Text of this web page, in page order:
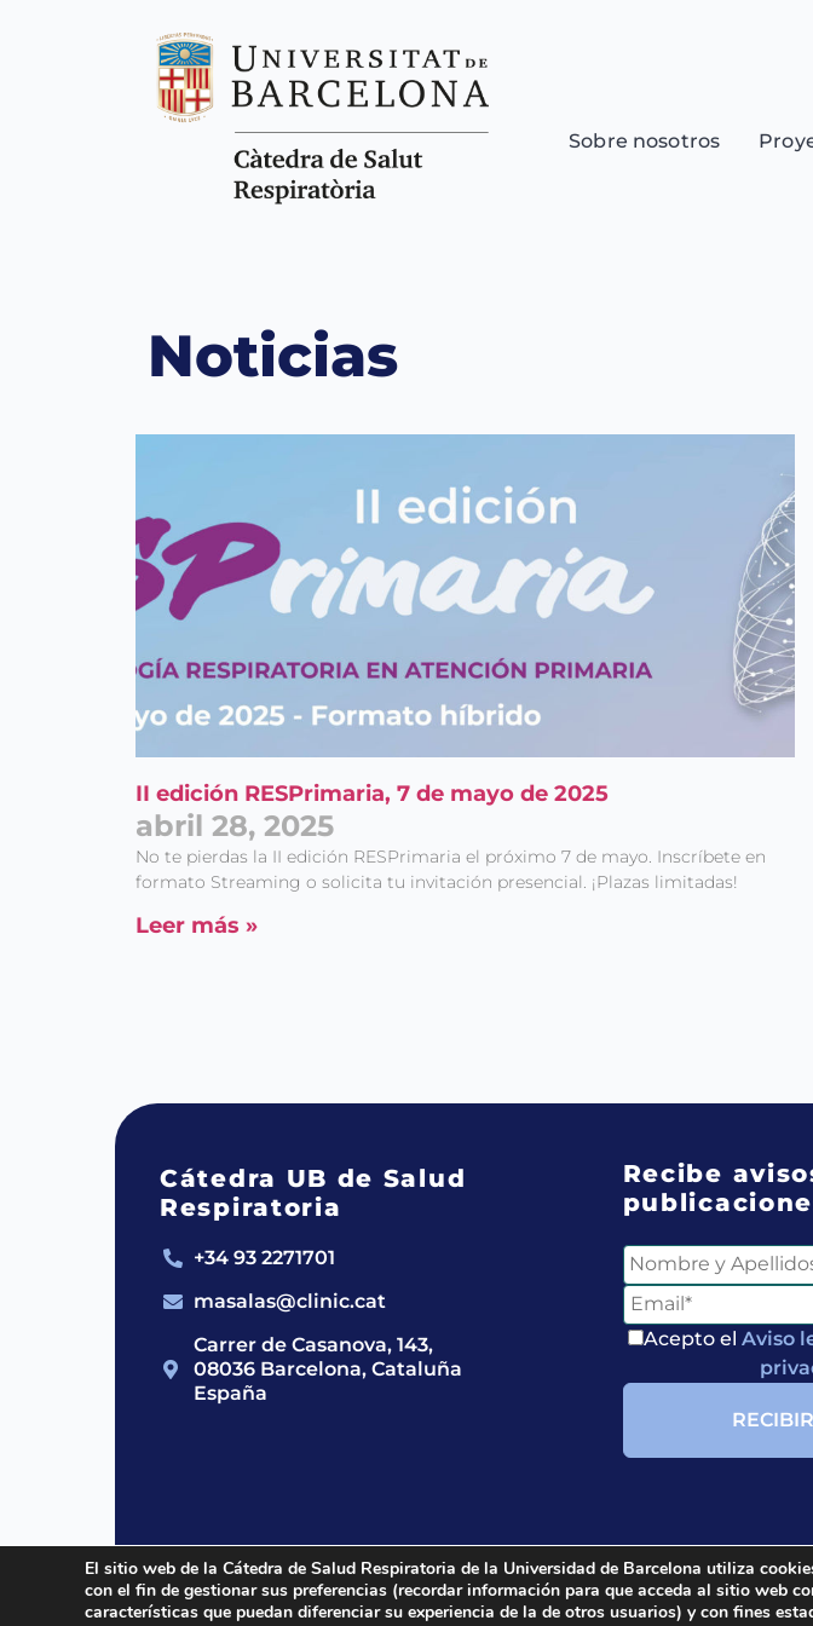
Sobre nosotros
Noticias
II edición RESPrimaria, 7 de mayo de 2025
abril 28, 2025
No te pierdas la II edición RESPrimaria el próximo 7 de mayo. Inscríbete en
formato Streaming o solicita tu invitación presencial. ¡Plazas limitadas!
Leer más »
Cátedra UB de Salud
Respiratoria
+34 93 2271701
masalas@clinic.cat
Carrer de Casanova, 143,
08036 Barcelona, Cataluña
España
Recibe
Acepto el Aviso
2024 © Cátedra UB de Salud Respiratoria.All rights reserved.
El sitio web de la Cátedra de Salud Respiratoria de la Universidad de Barcelona utiliza
con el fin de gestionar sus preferencias (recordar información para que acceda al sitio web
características que puedan diferenciar su experiencia de la de otros usuarios) y con fines